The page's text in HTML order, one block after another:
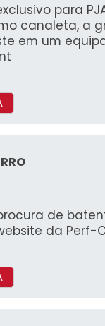
para
canaleta, a
em um
de
da Perf-